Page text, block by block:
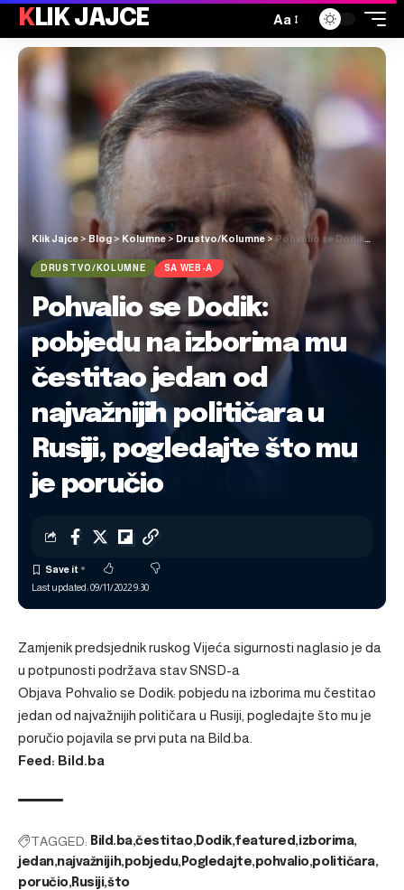
KLIK JAJCE Aa
Klik Jajce > Blog > Kolumne> Drustvo/Kolumne >Pohvalio se Dodik: pobjedu na izborima mu čestitao jedan od najvažnijih političara u Rusiji, pogledajte što mu je poručio
DRUSTVO/KOLUMNE SA WEB-A
Pohvalio se Dodik:
pobjedu na izborima mu
čestitao jedan od
najvažnijih političara u
Rusiji, pogledajte što mu
je poručio
Last updated: 09/11/2022 9:30
Zamjenik predsjednik ruskog Vijeća sigurnosti naglasio je da
u potpunosti podržava stav SNSD-a
Objava Pohvalio se Dodik: pobjedu na izborima mu čestitao
jedan od najvažnijih političara u Rusiji, pogledajte što mu je
poručio pojavila se prvi puta na Bild.ba
Feed: Bild.ba
TAGGED: Bild.ba čestitao Dodik featured izborima
jedan najvažnijih pobjedu Pogledajte pohvalio političara
poručio Rusiji što